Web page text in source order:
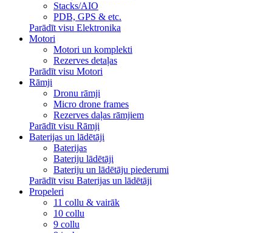
Stacks/AIO
PDB, GPS & etc.
Parādīt visu Elektronika
Motori
Motori un komplekti
Rezerves detaļas
Parādīt visu Motori
Rāmji
Dronu rāmji
Micro drone frames
Rezerves daļas rāmjiem
Parādīt visu Rāmji
Baterijas un lādētāji
Baterijas
Bateriju lādētāji
Bateriju un lādētāju piederumi
Parādīt visu Baterijas un lādētāji
Propeleri
11 collu & vairāk
10 collu
9 collu